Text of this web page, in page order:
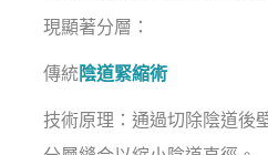
現顯著分層：
傳統陰道緊縮術
技術原理：通過切除陰道後